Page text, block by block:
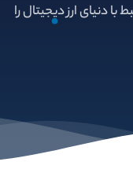
دنیای ارز دیجیتال را